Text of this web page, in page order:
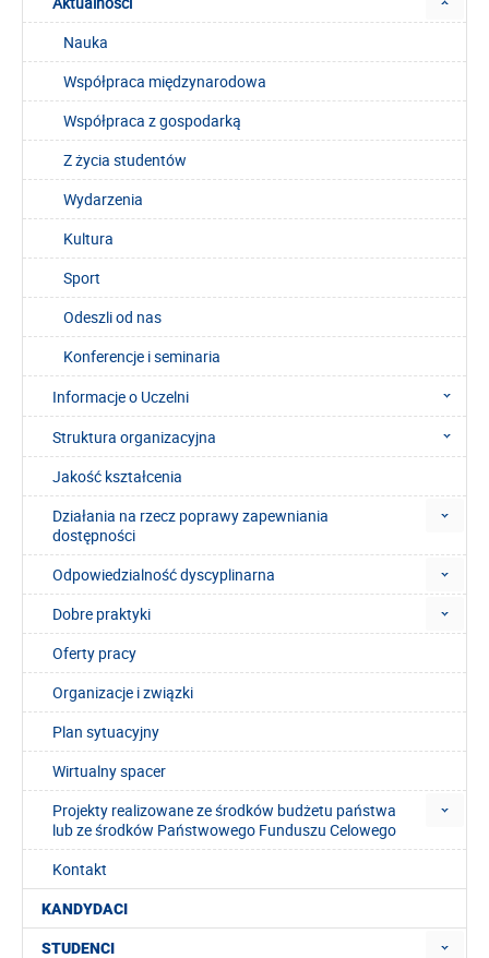
Nauka
Współpraca międzynarodowa
Współpraca z gospodarką
Z życia studentów
Wydarzenia
Kultura
Sport
Odeszli od nas
Konferencje i seminaria
Informacje o Uczelni
Struktura organizacyjna
Jakość kształcenia
Działania na rzecz poprawy zapewniania
dostępności
Odpowiedzialność dyscyplinarna
Dobre praktyki
Oferty pracy
Organizacje i związki
Plan sytuacyjny
Wirtualny spacer
Projekty realizowane ze środków budżetu państwa
lub ze środków Państwowego Funduszu Celowego
Kontakt
KANDYDACI
STUDENCI